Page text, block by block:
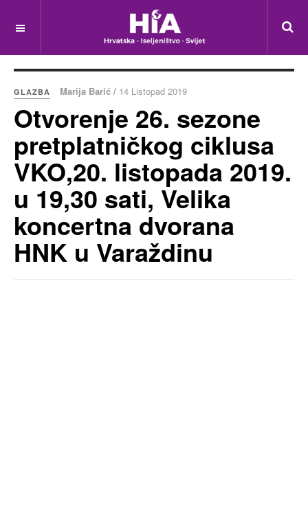
GLAZBA Marija Barić / 14 Listopad 2019
Otvorenje 26. sezone
pretplatničkog ciklusa
VKO,20. listopada 2019.
u 19,30 sati, Velika
koncertna dvorana
HNK u Varaždinu